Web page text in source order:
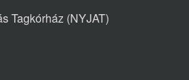
Tagkórház (NYJAT)